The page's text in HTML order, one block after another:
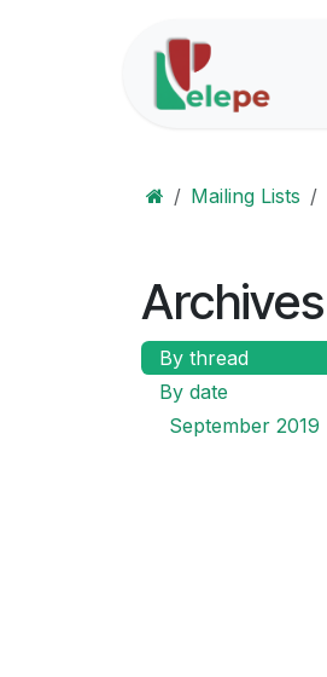
Mailing Lists
Archives
By thread
By date
September 2019